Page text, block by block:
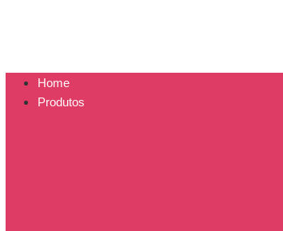
Home
Produtos